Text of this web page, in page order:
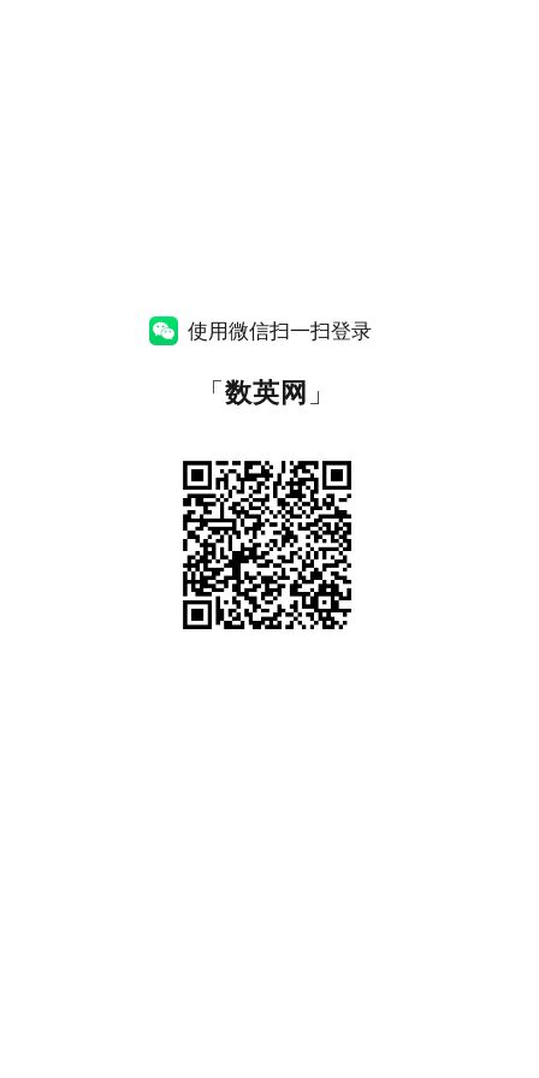
使用微信扫一扫登录
「数英网 」